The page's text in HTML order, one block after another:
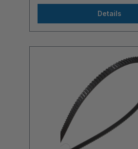
Details